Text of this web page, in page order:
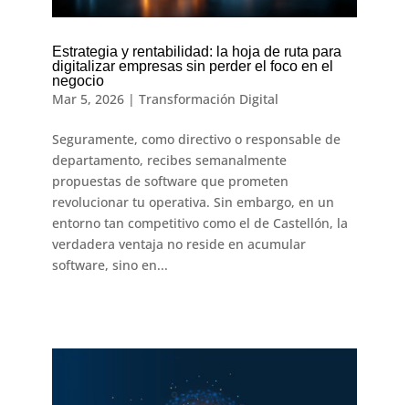
Estrategia y rentabilidad: la hoja de ruta para
digitalizar empresas sin perder el foco en el
negocio
Mar 5, 2026| Transformación Digital
Seguramente, como directivo o responsable de
departamento, recibes semanalmente
propuestas de software que prometen
revolucionar tu operativa. Sin embargo, en un
entorno tan competitivo como el de Castellón, la
verdadera ventaja no reside en acumular
software, sino en...